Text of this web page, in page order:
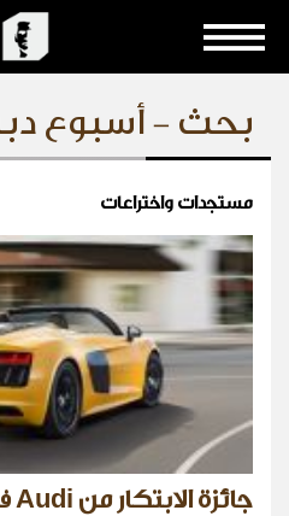
بحث - أسبوع
مستجدات واختراعات
جائزة الابتكار من Audi في دبي